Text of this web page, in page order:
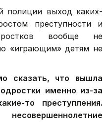
полиции выход каких-
преступности и
вообще не
«играющим» детям не
сказать, что вышла
именно из-за
то преступления.